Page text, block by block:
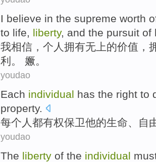
I believe in the supreme worth
to life, liberty, and the pursuit of
我相信 ， 个人 拥有无上的价值 ，
利 。 㜧。
youdao
Each individual has the right to
property.
每个 人 都有权保卫他的生命、 自
youdao
The liberty of the individual